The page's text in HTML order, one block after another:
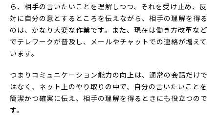
ら、相手の言いたいことを理解しつつ、それを受け止め、反
対に自分の意とするところを伝えながら、相手の理解を得る
のは、かなり大変な作業です。また、現在は働き方改革など
でテレワークが普及し、メールやチャットでの連絡が増えて
います。
つまりコミュニケーション能力の向上は、通常の会話だけで
はなく、ネット上のやり取りの中で、自分の言いたいことを
簡潔かつ確実に伝え、相手の理解を得るときにも役立つので
す。